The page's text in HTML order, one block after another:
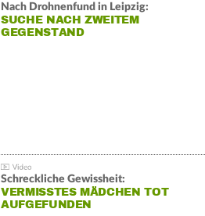
Nach Drohnenfund in Leipzig:
SUCHE NACH ZWEITEM
GEGENSTAND
Schreckliche Gewissheit:
VERMISSTES MÄDCHEN TOT
AUFGEFUNDEN